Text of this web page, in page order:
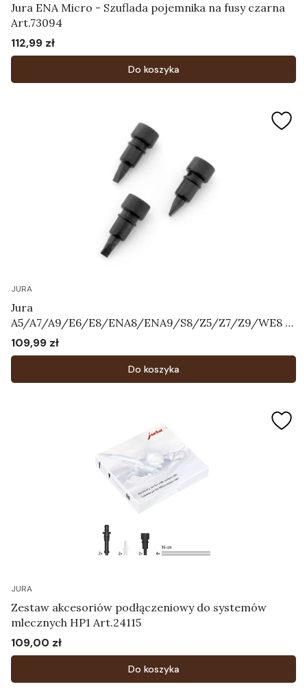
Jura ENA Micro - Szuflada pojemnika na fusy czarna
Art.73094
Cena
112,99 zł
Do koszyka
JURA
Jura
A5/A7/A9/E6/E8/ENA8/ENA9/S8/Z5/Z7/Z9/WE8 -
Zestaw zaworków napowietrzających Art.72444
Cena
109,99 zł
Do koszyka
JURA
Zestaw akcesoriów podłączeniowy do systemów
mlecznych HP1 Art.24115
Cena
109,00 zł
Do koszyka